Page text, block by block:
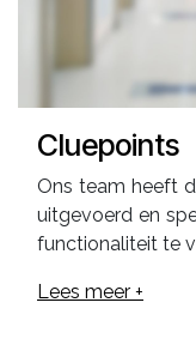
Cluepoints
Ons team heeft
uitgevoerd en
functionaliteit te
Lees meer +